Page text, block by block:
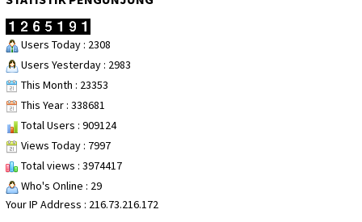
Users Today : 2308
Users Yesterday : 2983
This Month : 23353
This Year : 338681
Total Users : 909124
Views Today : 7997
Total views : 3974417
Who's Online : 29
Your IP Address : 216.73.216.172